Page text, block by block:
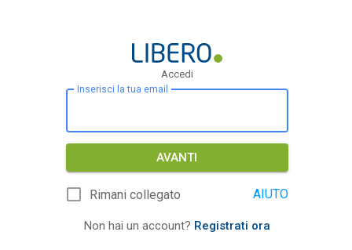
Accedi
Inserisci la tua email
AVANTI
Rimani collegato AIUTO
Non hai un account? Registrati ora